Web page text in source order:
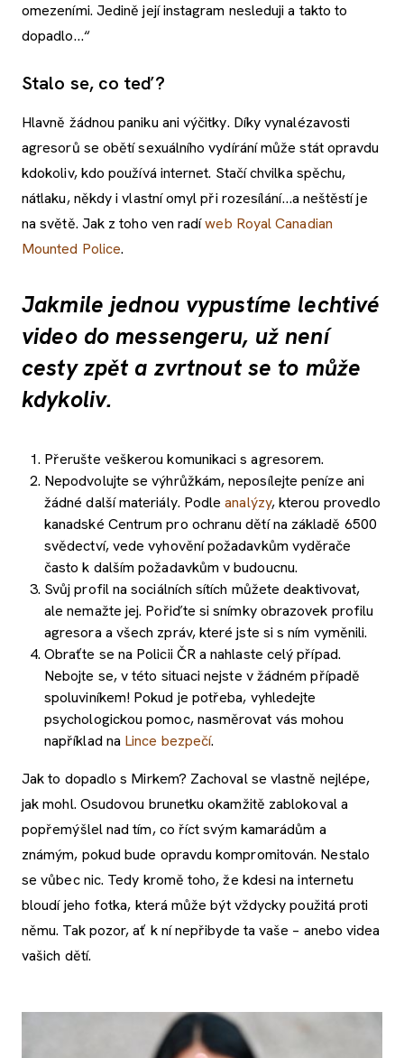
omezeními. Jedině její instagram nesleduji a takto to
dopadlo…“
Stalo se, co teď?
Hlavně žádnou paniku ani výčitky. Díky vynalézavosti
agresorů se obětí sexuálního vydírání může stát opravdu
kdokoliv, kdo používá internet. Stačí chvilka spěchu,
nátlaku, někdy i vlastní omyl při rozesílání…a neštěstí je
na světě. Jak z toho ven radíweb Royal Canadian
Mounted Police.
Jakmile jednou vypustíme lechtivé
video do messengeru, už není
cesty zpět a zvrtnout se to může
kdykoliv.
Přerušte veškerou komunikaci s agresorem.
Nepodvolujte se výhrůžkám, neposílejte peníze ani
žádné další materiály. Podleanalýzy, kterou provedlo
kanadské Centrum pro ochranu dětí na základě 6500
svědectví, vede vyhovění požadavkům vyděrače
často k dalším požadavkům v budoucnu.
Svůj profil na sociálních sítích můžete deaktivovat,
ale nemažte jej. Pořiďte si snímky obrazovek profilu
agresora a všech zpráv, které jste si s ním vyměnili.
Obraťte se na Policii ČR a nahlaste celý případ.
Nebojte se, v této situaci nejste v žádném případě
spoluviníkem! Pokud je potřeba, vyhledejte
psychologickou pomoc, nasměrovat vás mohou
například na Lince bezpečí.
Jak to dopadlo s Mirkem? Zachoval se vlastně nejlépe,
jak mohl. Osudovou brunetku okamžitě zablokoval a
popřemýšlel nad tím, co říct svým kamarádům a
známým, pokud bude opravdu kompromitován. Nestalo
se vůbec nic. Tedy kromě toho, že kdesi na internetu
bloudí jeho fotka, která může být vždycky použitá proti
němu. Tak pozor, ať k ní nepřibyde ta vaše – anebo videa
vašich dětí.